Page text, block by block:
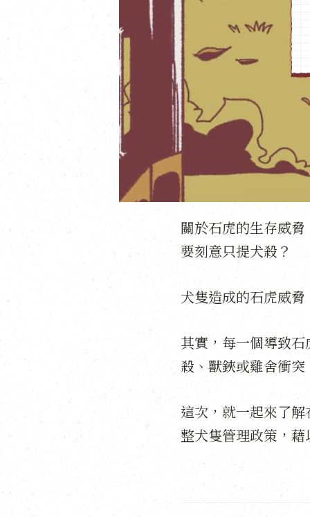
關於石虎的生存威
要刻意只提犬殺？
犬隻造成的石虎威
其實，每一個導致
殺、獸鋏或雞舍衝
這次，就一起來了
整犬隻管理政策，